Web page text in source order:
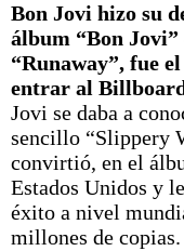
Bon Jovi hizo su
álbum “Bon Jovi”
“Runaway”, fue
entrar al
Jovi se daba a
sencillo “Slippery
convirtió, en el
Estados Unidos y
éxito a nivel
millones de copias.